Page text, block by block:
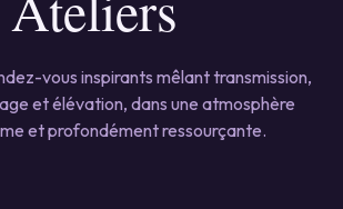
vous inspirants mêlant transmission,
et élévation, dans une atmosphère
et profondément ressourçante.